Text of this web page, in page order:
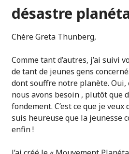
désastre
Chère Greta Thunberg,
Comme tant d’autres, j’ai suivi
de tant de jeunes gens
dont souffre notre planète. Oui,
nous avons besoin , plutôt que
fondement. C’est ce que je
suis heureuse que la jeunesse
enfin !